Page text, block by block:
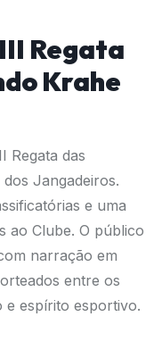
Regata
Krahe
Regata das
Jangadeiros.
e uma
ao Clube. O público
narração em
entre os
e espírito esportivo.